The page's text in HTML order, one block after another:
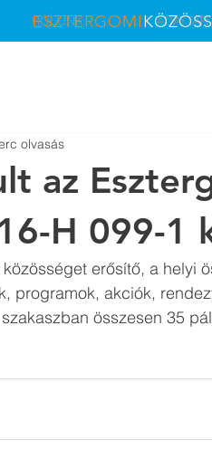
ESZTERGOMI
RÓLUNK ADATTÁR
az
H 099-1
olvasás
erősítő, a helyi
programok, akciók,
összesen 35